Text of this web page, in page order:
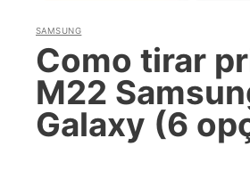
SAMSUNG
Como tirar
M22
Galaxy (6